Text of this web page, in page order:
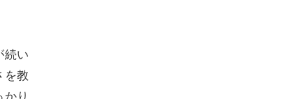
い
教
り